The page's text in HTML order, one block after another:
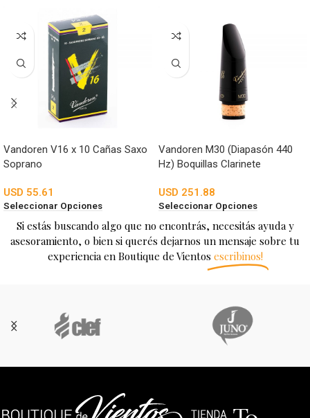
Vandoren V16 x 10 Cañas Saxo
Soprano
USD 55.61
Seleccionar Opciones
Vandoren M30 (Diapasón 440
Hz) Boquillas Clarinete
USD 251.88
Seleccionar Opciones
Si estás buscando algo que no encontrás, necesitás ayuda y
asesoramiento, o bien si querés dejarnos un mensaje sobre tu
experiencia en Boutique de Vientos escribinos!